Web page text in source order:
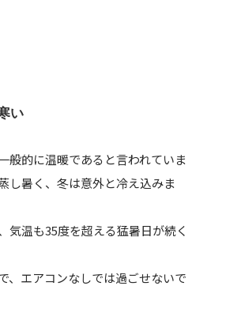
い
般的に温暖であると言われていま
し暑く、冬は意外と冷え込みま
気温も35度を超える猛暑日が続く
、エアコンなしでは過ごせないで